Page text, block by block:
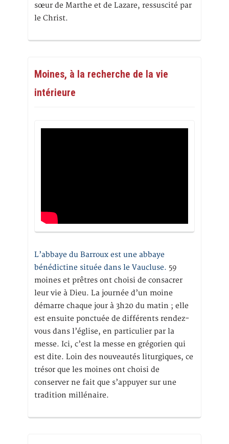
sœur de Marthe et de Lazare, ressuscité par
le Christ.
Moines, à la recherche de la vie
intérieure
L’abbaye du Barroux est une abbaye
bénédictine située dans le Vaucluse. 59
moines et prêtres ont choisi de consacrer
leur vie à Dieu. La journée d’un moine
démarre chaque jour à 3h20 du matin ; elle
est ensuite ponctuée de différents rendez-
vous dans l’église, en particulier par la
messe. Ici, c’est la messe en grégorien qui
est dite. Loin des nouveautés liturgiques, ce
trésor que les moines ont choisi de
conserver ne fait que s’appuyer sur une
tradition millénaire.